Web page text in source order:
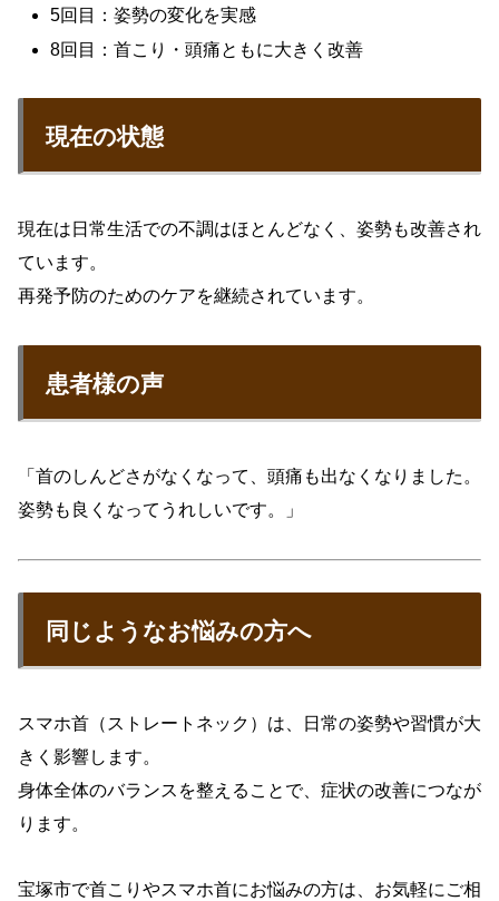
5回目：姿勢の変化を実感
8回目：首こり・頭痛ともに大きく改善
現在の状態
現在は日常生活での不調はほとんどなく、姿勢も改善され
ています。
再発予防のためのケアを継続されています。
患者様の声
「首のしんどさがなくなって、頭痛も出なくなりました。
姿勢も良くなってうれしいです。」
同じようなお悩みの方へ
スマホ首（ストレートネック）は、日常の姿勢や習慣が大
きく影響します。
身体全体のバランスを整えることで、症状の改善につなが
ります。
宝塚市で首こりやスマホ首にお悩みの方は、お気軽にご相